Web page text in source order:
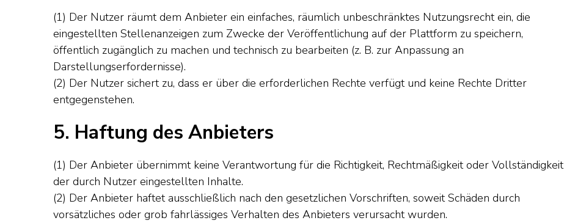
(1) Der Nutzer räumt dem Anbieter ein einfaches, räumlich unbeschränktes Nutzungsrecht ein, die
eingestellten Stellenanzeigen zum Zwecke der Veröffentlichung auf der Plattform zu speichern,
öffentlich zugänglich zu machen und technisch zu bearbeiten (z. B. zur Anpassung an
Darstellungserfordernisse).
(2) Der Nutzer sichert zu, dass er über die erforderlichen Rechte verfügt und keine Rechte Dritter
entgegenstehen.
5. Haftung des Anbieters
(1) Der Anbieter übernimmt keine Verantwortung für die Richtigkeit, Rechtmäßigkeit oder Vollständigkeit
der durch Nutzer eingestellten Inhalte.
(2) Der Anbieter haftet ausschließlich nach den gesetzlichen Vorschriften, soweit Schäden durch
vorsätzliches oder grob fahrlässiges Verhalten des Anbieters verursacht wurden.